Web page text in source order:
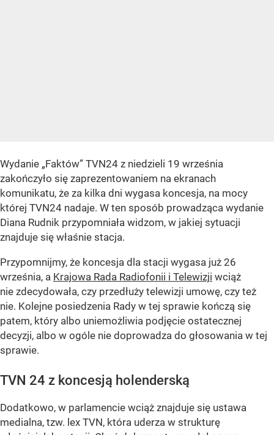
Wydanie „Faktów” TVN24 z niedzieli 19 września
zakończyło się zaprezentowaniem na ekranach
komunikatu, że za kilka dni wygasa koncesja, na mocy
której TVN24 nadaje. W ten sposób prowadząca wydanie
Diana Rudnik przypomniała widzom, w jakiej sytuacji
znajduje się właśnie stacja.
Przypomnijmy, że koncesja dla stacji wygasa już 26
września, a Krajowa Rada Radiofonii i Telewizji wciąż
nie zdecydowała, czy przedłuży telewizji umowę, czy też
nie. Kolejne posiedzenia Rady w tej sprawie kończą się
patem, który albo uniemożliwia podjęcie ostatecznej
decyzji, albo w ogóle nie doprowadza do głosowania w tej
sprawie.
TVN 24 z koncesją holenderską
Dodatkowo, w parlamencie wciąż znajduje się ustawa
medialna, tzw. lex TVN, która uderza w strukturę